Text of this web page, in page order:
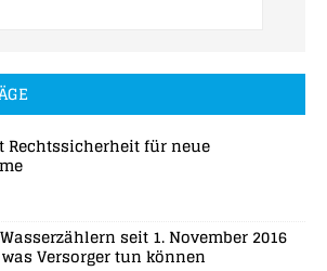
Rechtssicherheit für neue
seit 1. November 2016
Versorger tun können